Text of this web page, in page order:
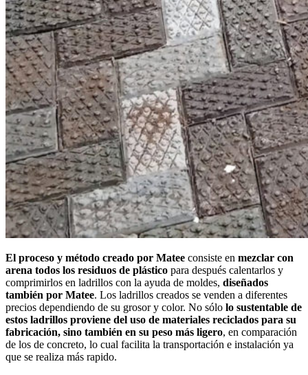
El proceso y método creado por Matee consiste en mezclar con
arena todos los residuos de plástico para después calentarlos y
comprimirlos en ladrillos con la ayuda de moldes, diseñados
también por Matee. Los ladrillos creados se venden a diferentes
precios dependiendo de su grosor y color. No sólo lo sustentable de
estos ladrillos proviene del uso de materiales reciclados para su
fabricación, sino también en su peso más ligero, en comparación
de los de concreto, lo cual facilita la transportación e instalación ya
que se realiza más rapido.